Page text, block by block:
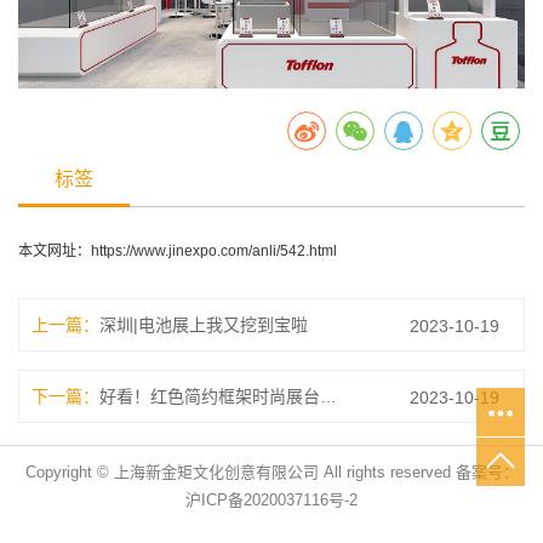
标签
本文网址： https://www.jinexpo.com/anli/542.html
上一篇： 深圳|电池展上我又挖到宝啦 2023-10-19
下一篇： 2023-10-19
Copyright © 上海新金矩文化创意有限公司 All rights reserved 备案号：
沪ICP备2020037116号-2